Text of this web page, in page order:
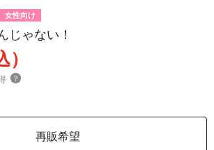
女性向け
じゃない！
？
再販希望